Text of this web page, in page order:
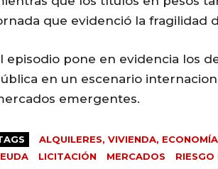
que evidenció la fragilidad
episodio pone en evidencia los
en un escenario
emergentes.
ALQUILERES, VIVIENDA,
LICITACIÓN MERCADOS RIESGO